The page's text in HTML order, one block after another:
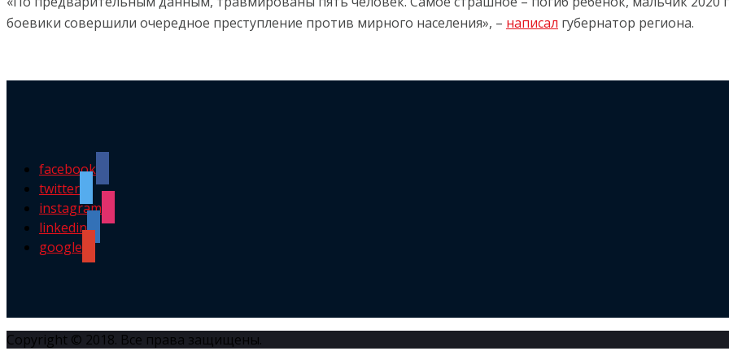
боевики совершили очередное преступление против мирного населения», – написал губернатор региона.
facebook
twitter
instagram
linkedin
google
Copyright © 2018. Все права защищены.